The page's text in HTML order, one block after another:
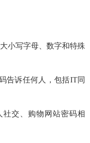
小写字母、数字和特殊
告诉任何人，包括IT同
交、购物网站密码相